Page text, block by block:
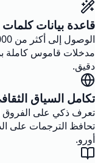
قاعدة بيانات
مدخلات قاموس كاملة
دقيق.
تكامل السياق
تعرف ذكي على الفروق
تحافظ الترجمات على
أورو.